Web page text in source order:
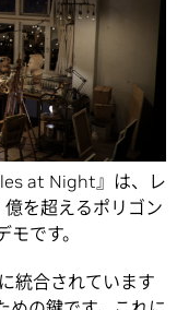
at Night』は、レ
を超えるポリゴン
です。
統合されています